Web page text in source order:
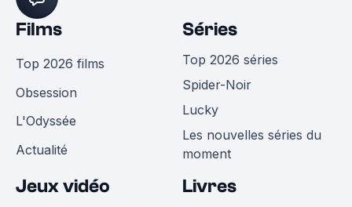
Films
Top 2026 films
Obsession
L'Odyssée
Actualité
Séries
Top 2026 séries
Spider-Noir
Lucky
Les nouvelles séries du
moment
Jeux vidéo Livres